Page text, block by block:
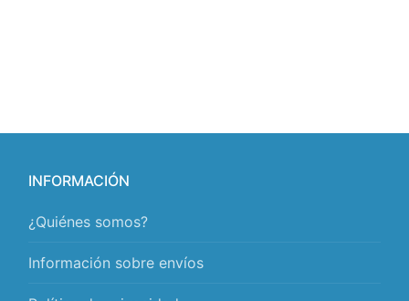
INFORMACIÓN
¿Quiénes somos?
Información sobre envíos